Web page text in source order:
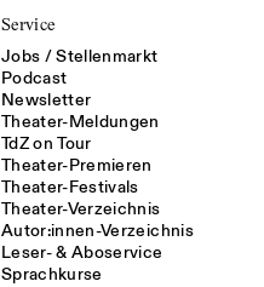
Service
Jobs / Stellenmarkt
Podcast
Newsletter
Theater-Meldungen
TdZ on Tour
Theater-Premieren
Theater-Festivals
Theater-Verzeichnis
Autor:innen-Verzeichnis
Leser- & Aboservice
Sprachkurse